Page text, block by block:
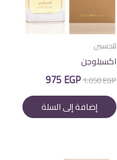
للجنسين
اكسبلوجن
1.050EGP السعر
الأصلي
هو:
1.050 EGP.
975EGP السعر
هو:
975 EGP.
إضافة إلى السلة